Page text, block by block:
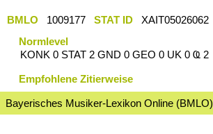
BMLO 1009177 STAT ID
XAIT05026062
Normlevel
KONK 0 STAT 2 GND 0 GEO 0 UK 0 Ҩ 2
Empfohlene Zitierweise
Bayerisches Musiker-Lexikon Online (BMLO)